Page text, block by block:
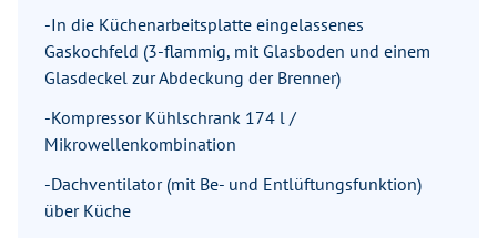
-In die Küchenarbeitsplatte eingelassenes
Gaskochfeld (3-flammig, mit Glasboden und einem
Glasdeckel zur Abdeckung der Brenner)
-Kompressor Kühlschrank 174 l /
Mikrowellenkombination
-Dachventilator (mit Be- und Entlüftungsfunktion)
über Küche